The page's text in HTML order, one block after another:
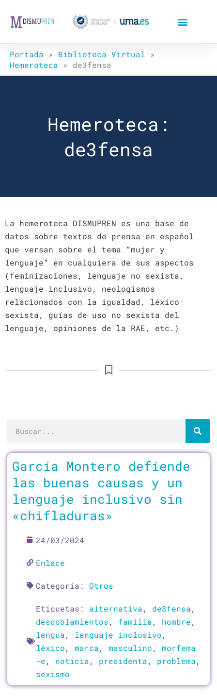
Portada » Biblioteca Virtual »
Hemeroteca » de3fensa
Hemeroteca:
de3fensa
La hemeroteca DISMUPREN es una base de
datos sobre textos de prensa en español
que versan sobre el tema “mujer y
lenguaje” en cualquiera de sus aspectos
(feminizaciones, lenguaje no sexista,
lenguaje inclusivo, neologismos
relacionados con la igualdad, léxico
sexista, guías de uso no sexista del
lenguaje, opiniones de la RAE, etc.)
García Montero defiende
las buenas causas y un
lenguaje inclusivo sin
«chifladuras»
24/03/2024
Enlace
Categoría: Otros
Etiquetas: alternativa, de3fensa,
desdoblamientos, familia, hombre,
lengua, lenguaje inclusivo,
léxico, marca, masculino, morfema
-e, noticia, presidenta, problema,
sexismo